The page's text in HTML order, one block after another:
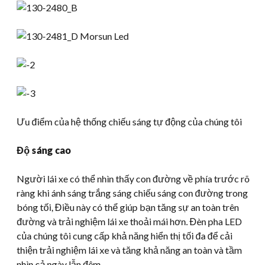
Ưu điểm của hệ thống chiếu sáng tự động của chúng tôi
Độ sáng cao
Người lái xe có thể nhìn thấy con đường về phía trước rõ
ràng khi ánh sáng trắng sáng chiếu sáng con đường trong
bóng tối, Điều này có thể giúp bạn tăng sự an toàn trên
đường và trải nghiệm lái xe thoải mái hơn. Đèn pha LED
của chúng tôi cung cấp khả năng hiển thị tối đa để cải
thiện trải nghiệm lái xe và tăng khả năng an toàn và tầm